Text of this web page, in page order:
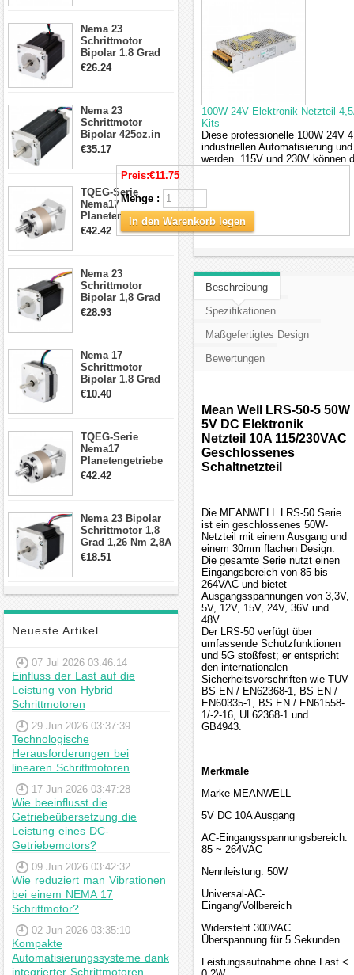
Nema 23
Schrittmotor
Bipolar 1.8 Grad
1.9Nm 3A 3.36V 4
€26.24
Nema 23
Schrittmotor
Bipolar 425oz.in
4.2A 57x57x114mm
Schrittmotor
€35.17
TQEG-Serie
Nema17
Planetengetriebe
5:1 Spiel 15Arc-
min für Nema 17
€42.42
Nema 23
Schrittmotor
Bipolar 1,8 Grad
2,83Nm 4 A 2,26V
€28.93
Nema 17
Schrittmotor
Bipolar 1.8 Grad
8.7Ncm 1A 3.5V 4
€10.40
TQEG-Serie
Nema17
Planetengetriebe
10:1 Spiel 15Arc-
€42.42
Nema 23 Bipolar
Schrittmotor 1,8
Grad 1,26 Nm 2,8A
2,5V 4 Drähte
€18.51
Neueste Artikel
07 Jul 2026 03:46:14
Einfluss der Last auf die
Leistung von Hybrid
Schrittmotoren
29 Jun 2026 03:37:39
Technologische
Herausforderungen bei
linearen Schrittmotoren
17 Jun 2026 03:47:28
Wie beeinflusst die
Getriebeübersetzung die
Leistung eines DC-
Getriebemotors?
09 Jun 2026 03:42:32
Wie reduziert man Vibrationen
bei einem NEMA 17
Schrittmotor?
02 Jun 2026 03:35:10
Kompakte
Automatisierungssysteme dank
integrierter Schrittmotoren
100W 24V Elektronik Netzteil
Kits
Diese professionelle 100W 24V
industriellen Automatisierung
werden. 115V und 230V können
Preis:€11.75
Menge :
In den Warenkorb legen
Beschreibung
Spezifikationen
Maßgefertigtes Design
Bewertungen
Mean Well LRS-50-5 50W
5V DC Elektronik
Netzteil 10A 115/230VAC
Geschlossenes
Schaltnetzteil
Die MEANWELL LRS-50 Serie
ist ein geschlossenes 50W-
Netzteil mit einem Ausgang und
einem 30mm flachen Design.
Die gesamte Serie nutzt einen
Eingangsbereich von 85 bis
264VAC und bietet
Ausgangsspannungen von 3,3V,
5V, 12V, 15V, 24V, 36V und
48V.
Der LRS-50 verfügt über
umfassende Schutzfunktionen
und 5G stoßfest; er entspricht
den internationalen
Sicherheitsvorschriften wie TUV
BS EN / EN62368-1, BS EN /
EN60335-1, BS EN / EN61558-
1/-2-16, UL62368-1 und
GB4943.
Merkmale
Marke MEANWELL
5V DC 10A Ausgang
AC-Eingangsspannungsbereich:
85 ~ 264VAC
Nennleistung: 50W
Universal-AC-
Eingang/Vollbereich
Widersteht 300VAC
Überspannung für 5 Sekunden
Leistungsaufnahme ohne Last <